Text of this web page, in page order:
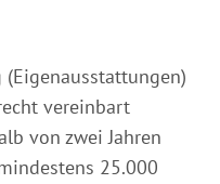
vereinbart
von zwei Jahren
25.000